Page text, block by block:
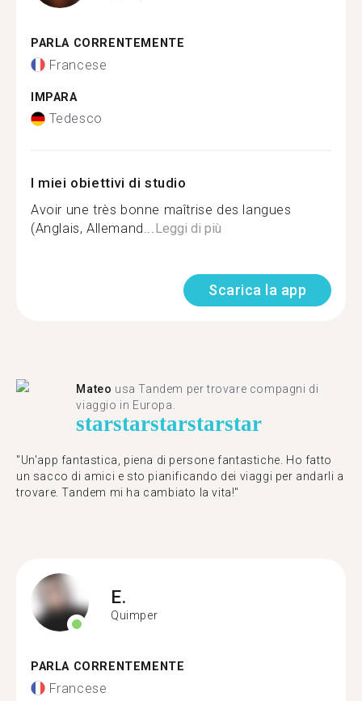
PARLA CORRENTEMENTE
Francese
IMPARA
Tedesco
I miei obiettivi di studio
Avoir une très bonne maîtrise des langues
(Anglais, Allemand...Leggi di più
Scarica la app
Mateo usa Tandem per trovare compagni di
viaggio in Europa.
starstarstarstarstar
"Un'app fantastica, piena di persone fantastiche. Ho fatto
un sacco di amici e sto pianificando dei viaggi per andarli a
trovare. Tandem mi ha cambiato la vita!"
E.
Quimper
PARLA CORRENTEMENTE
Francese